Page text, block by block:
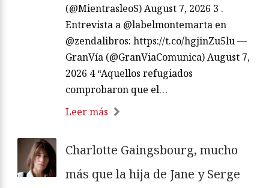
(@MientrasleoS) August 7, 2026 3 .
Entrevista a @labelmontemarta en
@zendalibros: https://t.co/hgjinZu5lu —
GranVía (@GranViaComunica) August 7,
2026 4 “Aquellos refugiados
comprobaron que el…
Leer más
Charlotte Gaingsbourg, mucho
más que la hija de Jane y Serge